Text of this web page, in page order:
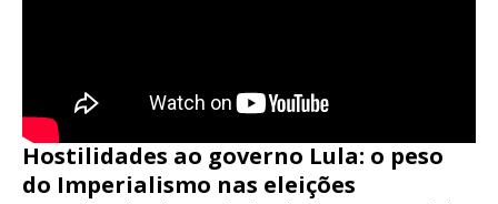
Hostilidades ao governo Lula: o peso
do Imperialismo nas eleições